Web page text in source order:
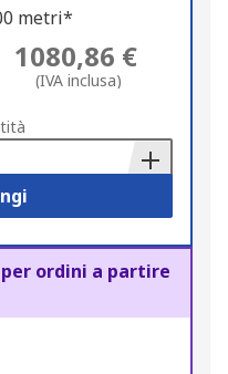
metri*
1080,86 €
(IVA inclusa)
per ordini a partire